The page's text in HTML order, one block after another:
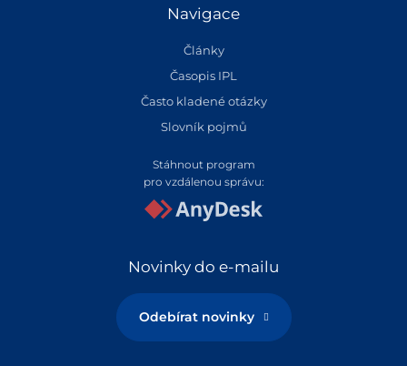
Navigace
Články
Časopis IPL
Často kladené otázky
Slovník pojmů
Stáhnout program
pro vzdálenou správu:
Novinky do e-mailu
Odebírat novinky